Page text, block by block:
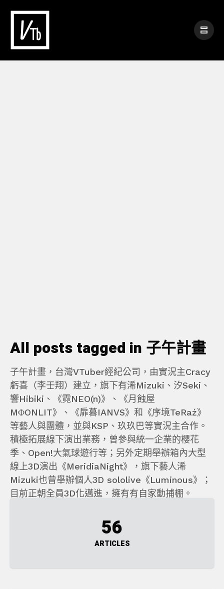
All posts tagged in 子午計畫
子午計畫，台灣VTuber經紀公司，由實況主Cracy
虧喜（李壬翔）建立，旗下有浠Mizuki、汐Seki、
響Hibiki、《霓NEO(n)》、《月蝕屋
MΦONLIT》、《扉暮IANVS》和《序境TeRaź》
等藝人與團體，並與KSP、玖玖巴等實況主合作。
積極拓展線下演出業務，曾參與統一企業的櫻花
季、Open!大氣球遊行等；另外定期舉辦箱內大型
線上3D演出《MeridiaNight》，旗下藝人浠
Mizuki也曾舉辦個人3D sololive《Luminous》；
目前正朝全員3D化邁進，擁有有自家動捕棚。
56
ARTICLES